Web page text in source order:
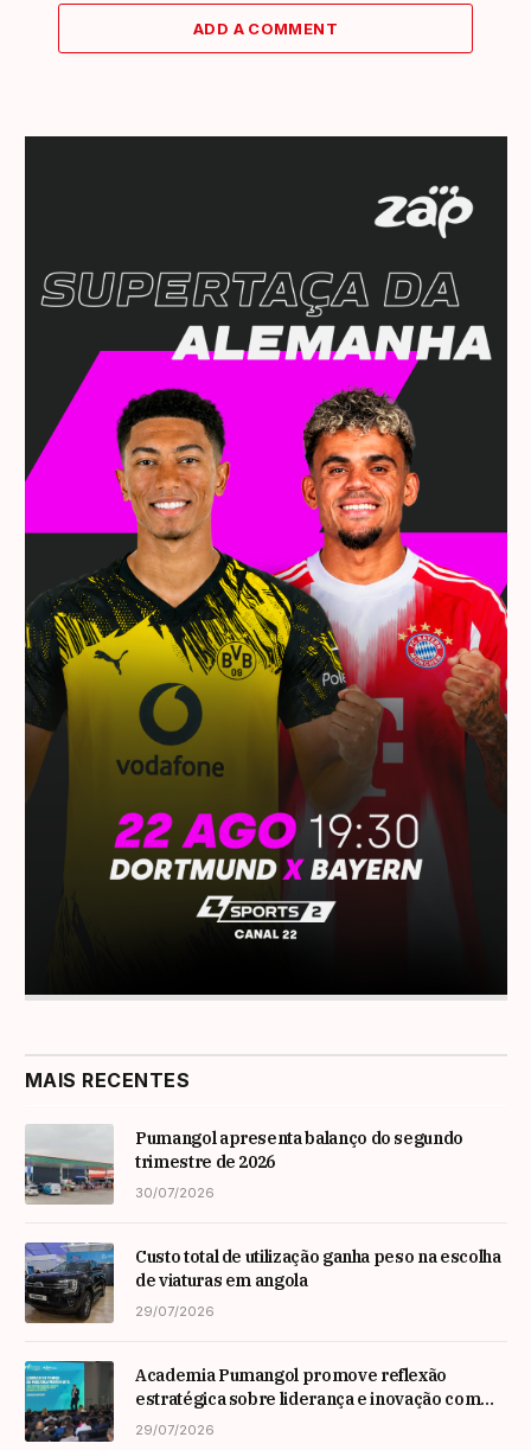
ADD A COMMENT
MAIS RECENTES
Pumangol apresenta balanço do segundo
trimestre de 2026
30/07/2026
Custo total de utilização ganha peso na escolha
de viaturas em angola
29/07/2026
Academia Pumangol promove reflexão
estratégica sobre liderança e inovação com
especialista internacional Nadim Habib
29/07/2026